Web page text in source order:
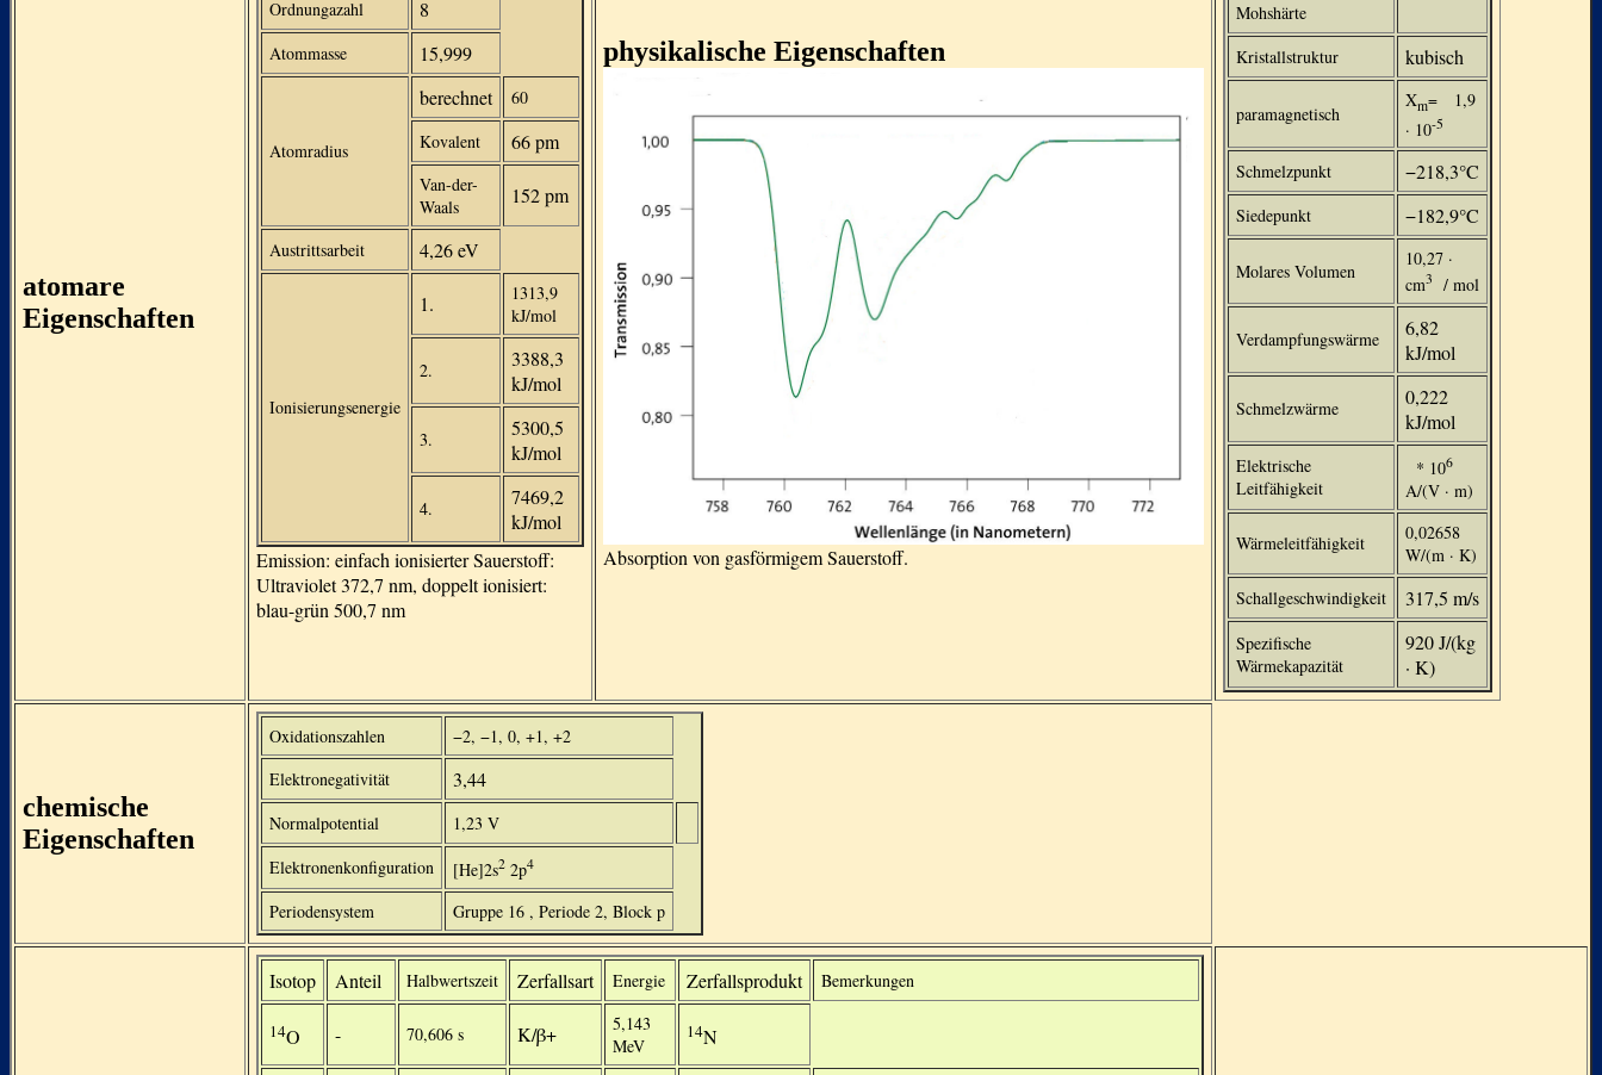
atomare
Eigenschaften
Ordnungazahl 8
Atommasse 15,999
Atomradius
berechnet
60
Kovalent
66 pm
Van-der-
Waals
152 pm
Austrittsarbeit 4,26 eV
Ionisierungsenergie
1.
1313,9
kJ/mol
2.
3388,3
kJ/mol
3.
5300,5
kJ/mol
4.
7469,2
kJ/mol
Emission: einfach ionisierter Sauerstoff:
Ultraviolet 372,7 nm, doppelt ionisiert:
blau-grün 500,7 nm
physikalische Eigenschaften
Absorption von gasförmigem Sauerstoff.
Mohshärte
Kristallstruktur
kubisch
paramagnetisch
Χm= 1,9
· 10-5
Schmelzpunkt −218,3°C
Siedepunkt −182,9°C
Molares Volumen
10,27 ·
cm3 / mol
Verdampfungswärme
6,82
kJ/mol
Schmelzwärme
0,222
kJ/mol
Elektrische
Leitfähigkeit
* 106
A/(V · m)
Wärmeleitfähigkeit
0,02658
W/(m · K)
Schallgeschwindigkeit
317,5 m/s
Spezifische
Wärmekapazität
920 J/(kg
· K)
chemische
Eigenschaften
Oxidationszahlen
−2, −1, 0, +1, +2
Elektronegativität
3,44
Normalpotential
1,23 V
Elektronenkonfiguration
[He]2s2 2p4
Periodensystem Gruppe 16 , Periode 2, Block p
Isotop Anteil Halbwertszeit Zerfallsart Energie Zerfallsprodukt Bemerkungen
14O - 70,606 s K/β+
5,143
MeV
14N